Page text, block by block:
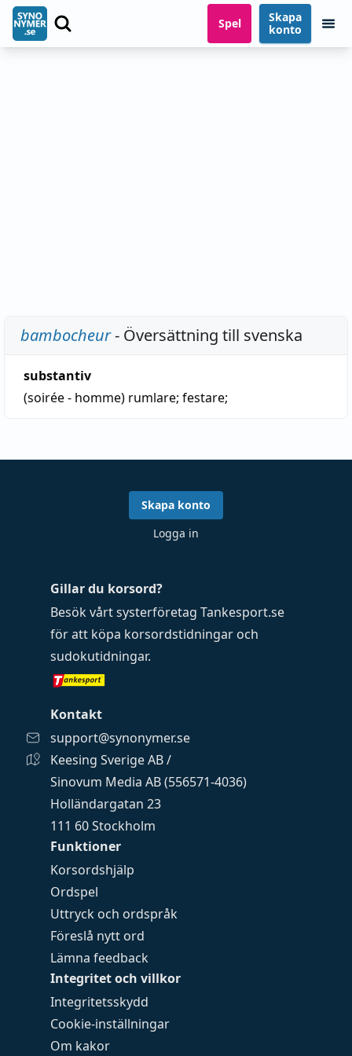
Spel
Skapa
konto
bambocheur- Översättning till svenska
substantiv
(soirée - homme) rumlare; festare;
Funktioner
Korsordshjälp
Ordspel
Uttryck och ordspråk
Föreslå nytt ord
Lämna feedback
Integritet och villkor
Integritetsskydd
Cookie-inställningar
Om kakor
Gillar du korsord?
Besök vårt systerföretag Tankesport.se
för att köpa korsordstidningar och
sudokutidningar.
Kontakt
support@synonymer.se
Keesing Sverige AB /
Sinovum Media AB (556571-4036)
Holländargatan 23
111 60 Stockholm
Skapa konto
Logga in